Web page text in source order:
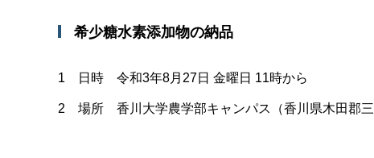
希少糖水素添加物の納品
1 日時 令和3年8月27日 金曜日 11時から
2 場所 香川大学農学部キャンパス（香川県木田郡三